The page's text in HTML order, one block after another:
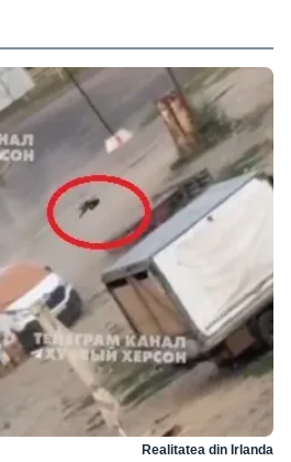
Realitatea din Irlanda